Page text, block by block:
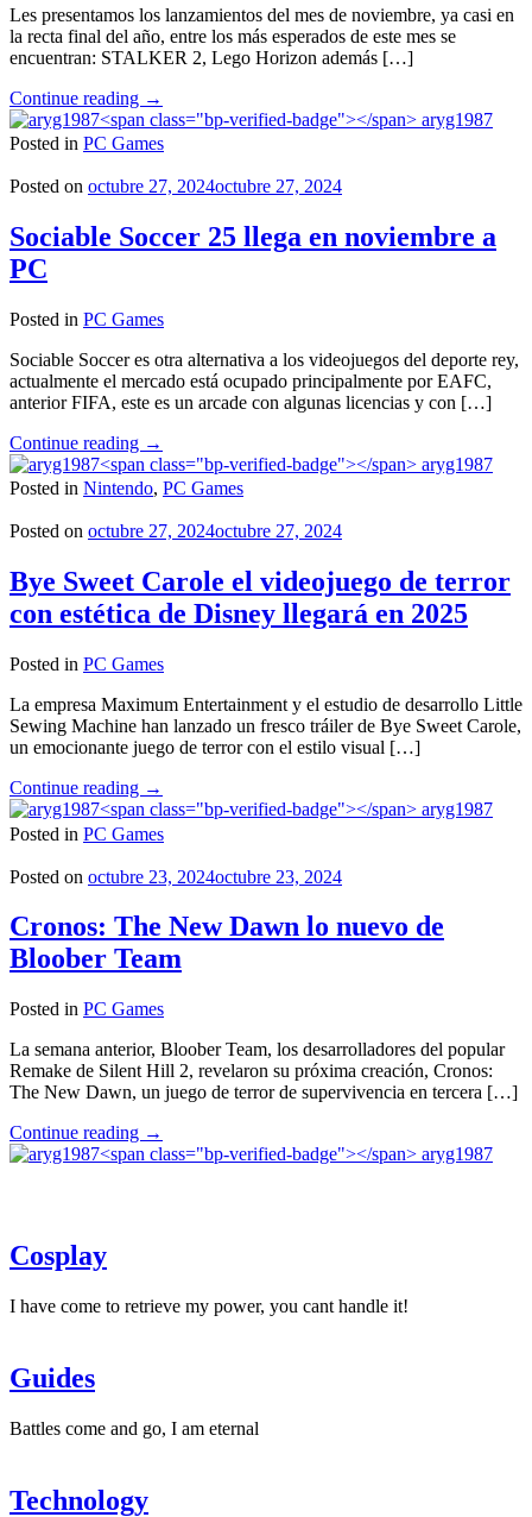
Les presentamos los lanzamientos del mes de noviembre, ya casi en
la recta final del año, entre los más esperados de este mes se
encuentran: STALKER 2, Lego Horizon además […]
Continue reading "Lanzamientos
de
Noviembre"
→
aryg1987
Posted in PC Games
Posted on octubre 27, 2024octubre 27, 2024
Sociable Soccer 25 llega en noviembre a
PC
Posted in PC Games
Sociable Soccer es otra alternativa a los videojuegos del deporte rey,
actualmente el mercado está ocupado principalmente por EAFC,
anterior FIFA, este es un arcade con algunas licencias y con […]
Continue reading "Sociable
Soccer
25
en
a
PC"
→
aryg1987
Posted in Nintendo, PC Games
Posted on octubre 27, 2024octubre 27, 2024
Bye Sweet Carole el videojuego de terror
con estética de Disney llegará en 2025
Posted in PC Games
La empresa Maximum Entertainment y el estudio de desarrollo Little
Sewing Machine han lanzado un fresco tráiler de Bye Sweet Carole,
un emocionante juego de terror con el estilo visual […]
Continue reading "Bye
Sweet
Carole
videojuego
terror
con
estética
de
llegará
en
2025"
→
aryg1987
Posted in PC Games
Posted on octubre 23, 2024octubre 23, 2024
Cronos: The New Dawn lo nuevo de
Bloober Team
Posted in PC Games
La semana anterior, Bloober Team, los desarrolladores del popular
Remake de Silent Hill 2, revelaron su próxima creación, Cronos:
The New Dawn, un juego de terror de supervivencia en tercera […]
Continue reading "Cronos:
The
Team"
→
aryg1987
Cosplay
I have come to retrieve my power, you cant handle it!
Guides
Battles come and go, I am eternal
Technology